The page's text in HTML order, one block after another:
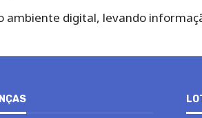
ambiente digital, levando